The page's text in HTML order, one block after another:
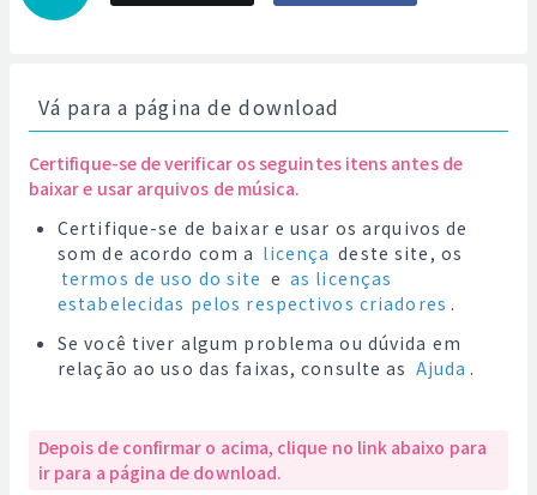
Vá para a página de download
Certifique-se de verificar os seguintes itens antes de
baixar e usar arquivos de música.
Certifique-se de baixar e usar os arquivos de
som de acordo com a licença deste site, os
termos de uso do site e as licenças
estabelecidas pelos respectivos criadores .
Se você tiver algum problema ou dúvida em
relação ao uso das faixas, consulte as Ajuda .
Depois de confirmar o acima, clique no link abaixo para
ir para a página de download.